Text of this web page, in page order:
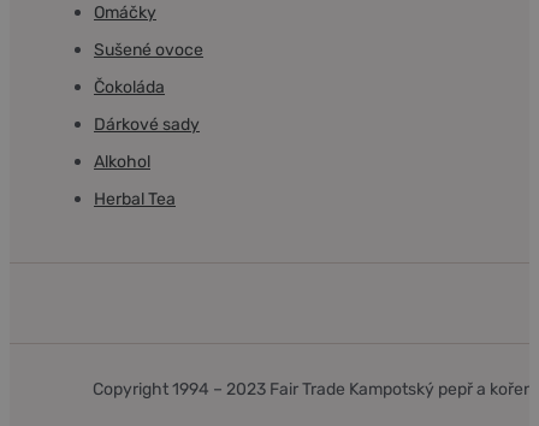
Tereza Šmírová
Darina Belzová
Omáčky
Sušené ovoce
Čokoláda
Dárkové sady
Alkohol
Herbal Tea
Copyright 1994 – 2023 Fair Trade Kampotský pepř a